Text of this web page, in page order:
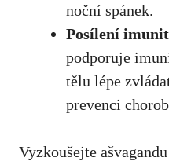
noční spánek.
Posílení
podporuje
tělu lépe
prevenci
Vyzkoušejte⁢